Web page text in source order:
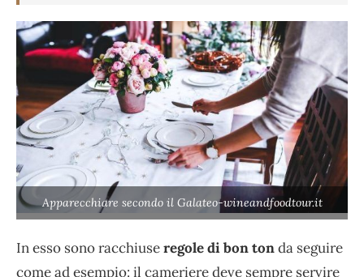
Apparecchiare secondo il Galateo-wineandfoodtour.it
In esso sono racchiuseregole di bon tonda seguire
come ad esempio: il cameriere deve sempre servire